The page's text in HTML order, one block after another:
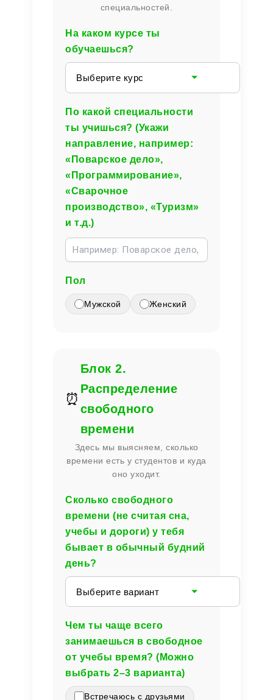
специальностей.
На каком курсе ты
обучаешься?
Выберите курс
По какой специальности
ты учишься? (Укажи
направление, например:
«Поварское дело»,
«Программирование»,
«Сварочное
производство», «Туризм»
и т.д.)
Пол
Мужской Женский
⏰
Блок 2.
Распределение
свободного
времени
Здесь мы выясняем, сколько
времени есть у студентов и куда
оно уходит.
Сколько свободного
времени (не считая сна,
учебы и дороги) у тебя
бывает в обычный будний
день?
Выберите вариант
Чем ты чаще всего
занимаешься в свободное
от учебы время? (Можно
выбрать 2–3 варианта)
Встречаюсь с друзьями